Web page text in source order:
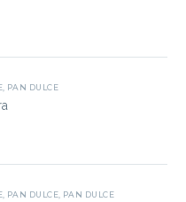
, PAN DULCE
, PAN DULCE, PAN DULCE